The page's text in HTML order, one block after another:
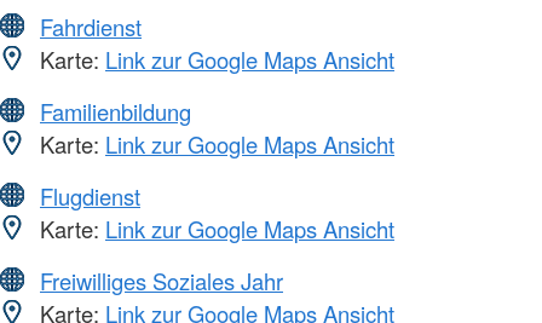
Fahrdienst
Karte: Link zur Google Maps Ansicht
Familienbildung
Karte: Link zur Google Maps Ansicht
Flugdienst
Karte: Link zur Google Maps Ansicht
Freiwilliges Soziales Jahr
Karte: Link zur Google Maps Ansicht